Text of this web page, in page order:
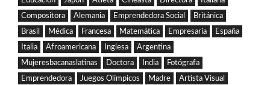
Compositora
Alemania Emprendedora Social
Británica
Brasil
Médica Francesa Matemática Empresaria
España
Italia
Afroamericana Inglesa
Argentina
Mujeresbacanaslatinas
Doctora India
Fotógrafa
Emprendedora
Juegos Olímpicos Madre Artista Visual